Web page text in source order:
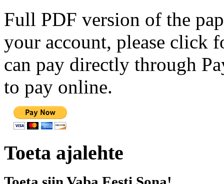
Full PDF version of the
your account, please click
can pay directly through
to pay online.
Toeta ajalehte